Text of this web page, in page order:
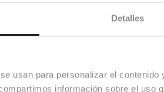
Detalles
usan para personalizar el
información sobre el uso